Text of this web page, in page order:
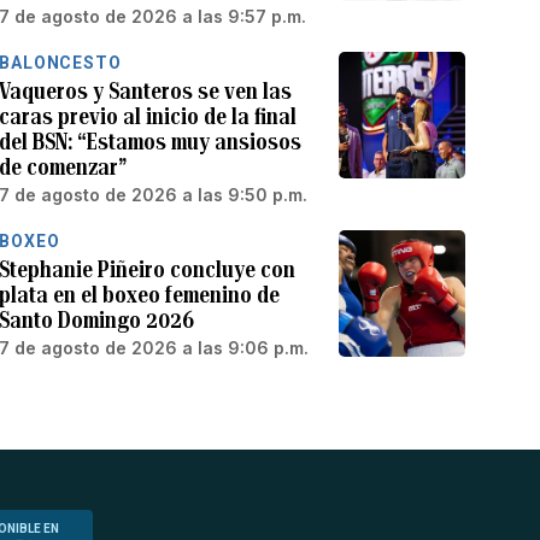
7 de agosto de 2026 a las 9:57 p.m.
BALONCESTO
Vaqueros y Santeros se ven las
caras previo al inicio de la final
del BSN: “Estamos muy ansiosos
de comenzar”
7 de agosto de 2026 a las 9:50 p.m.
BOXEO
Stephanie Piñeiro concluye con
plata en el boxeo femenino de
Santo Domingo 2026
7 de agosto de 2026 a las 9:06 p.m.
EN